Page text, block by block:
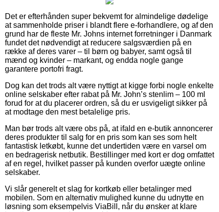
Det er efterhånden super bekvemt for almindelige dødelige
at sammenholde priser i blandt flere e-forhandlere, og af den
grund har de fleste Mr. Johns internet forretninger i Danmark
fundet det nødvendigt at reducere salgsværdien på en
række af deres varer – til børn og babyer, samt også til
mænd og kvinder – markant, og endda nogle gange
garantere portofri fragt.
Dog kan det trods alt være nyttigt at kigge forbi nogle enkelte
online selskaber efter rabat på Mr. John’s stenlim – 100 ml
forud for at du placerer ordren, så du er usvigeligt sikker på
at modtage den mest betalelige pris.
Man bør trods alt være obs på, at ifald en e-butik annoncerer
deres produkter til salg for en pris som kan ses som helt
fantastisk letkøbt, kunne det undertiden være en varsel om
en bedragerisk netbutik. Bestillinger med kort er dog omfattet
af en regel, hvilket passer på kunden overfor uægte online
selskaber.
Vi slår generelt et slag for kortkøb eller betalinger med
mobilen. Som en alternativ mulighed kunne du udnytte en
løsning som eksempelvis ViaBill, når du ønsker at klare